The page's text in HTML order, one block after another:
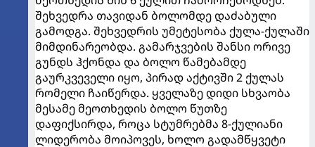
შეხვედრა თავიდან ბოლომდე დაძაბული
გამოდგა. შეხვედრის უმეტესობა ქულა-ქულაში
მიმდინარეობდა. გამარჯვების შანსი ორივე
გუნდს ჰქონდა და ბოლო წამებამდე
გაურკვეველი იყო, პირად აქტივში 2 ქულას
რომელი ჩაიწერდა. ყველაზე დიდი სხვაობა
მესამე მეოთხედის ბოლო წუთზე
დაფიქსირდა, როცა სტუმრებმა 8-ქულიანი
ლიდერობა მოიპოვეს, ხოლო გადამწყვეტი